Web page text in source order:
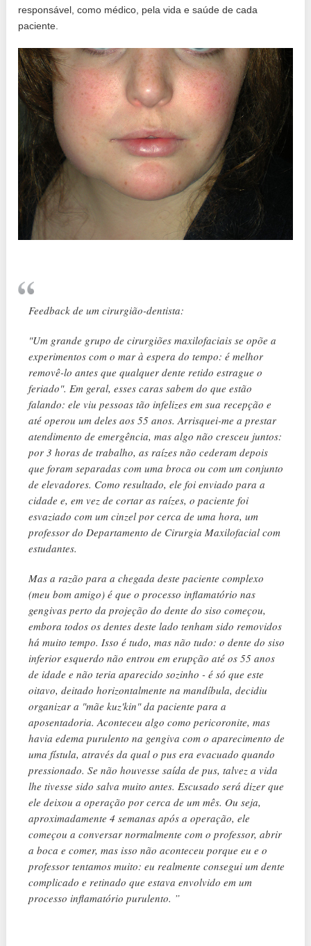
responsável, como médico, pela vida e saúde de cada
paciente.
Feedback de um cirurgião-dentista:
"Um grande grupo de cirurgiões maxilofaciais se opõe a
experimentos com o mar à espera do tempo: é melhor
removê-lo antes que qualquer dente retido estrague o
feriado". Em geral, esses caras sabem do que estão
falando: ele viu pessoas tão infelizes em sua recepção e
até operou um deles aos 55 anos. Arrisquei-me a prestar
atendimento de emergência, mas algo não cresceu juntos:
por 3 horas de trabalho, as raízes não cederam depois
que foram separadas com uma broca ou com um conjunto
de elevadores. Como resultado, ele foi enviado para a
cidade e, em vez de cortar as raízes, o paciente foi
esvaziado com um cinzel por cerca de uma hora, um
professor do Departamento de Cirurgia Maxilofacial com
estudantes.
Mas a razão para a chegada deste paciente complexo
(meu bom amigo) é que o processo inflamatório nas
gengivas perto da projeção do dente do siso começou,
embora todos os dentes deste lado tenham sido removidos
há muito tempo. Isso é tudo, mas não tudo: o dente do siso
inferior esquerdo não entrou em erupção até os 55 anos
de idade e não teria aparecido sozinho - é só que este
oitavo, deitado horizontalmente na mandíbula, decidiu
organizar a "mãe kuz'kin" da paciente para a
aposentadoria. Aconteceu algo como pericoronite, mas
havia edema purulento na gengiva com o aparecimento de
uma fístula, através da qual o pus era evacuado quando
pressionado. Se não houvesse saída de pus, talvez a vida
lhe tivesse sido salva muito antes. Escusado será dizer que
ele deixou a operação por cerca de um mês. Ou seja,
aproximadamente 4 semanas após a operação, ele
começou a conversar normalmente com o professor, abrir
a boca e comer, mas isso não aconteceu porque eu e o
professor tentamos muito: eu realmente consegui um dente
complicado e retinado que estava envolvido em um
processo inflamatório purulento. ”